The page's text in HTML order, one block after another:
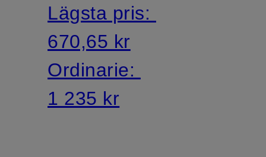
Lägsta pris:
670,65 kr
Ordinarie:
1 235 kr